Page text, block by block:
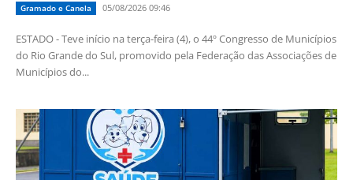
Gramado e Canela 05/08/2026 09:46
ESTADO - Teve início na terça-feira (4), o 44º Congresso de Municípios
do Rio Grande do Sul, promovido pela Federação das Associações de
Municípios do...